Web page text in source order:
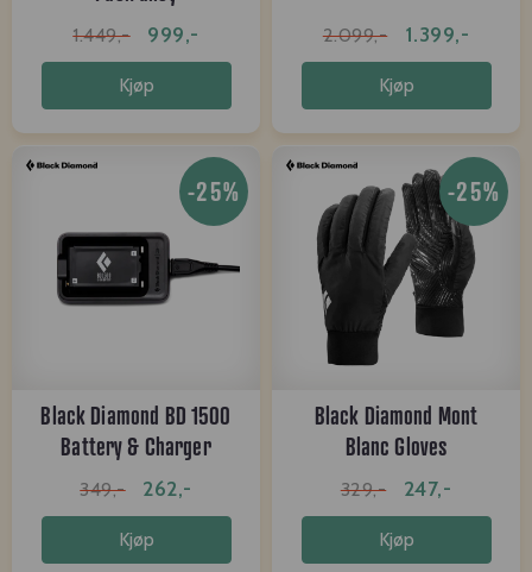
1.449,- 999,-
Kjøp
2.099,- 1.399,-
Kjøp
-25%
Black Diamond BD 1500
Battery & Charger
349,- 262,-
Kjøp
-25%
Black Diamond Mont
Blanc Gloves
329,- 247,-
Kjøp